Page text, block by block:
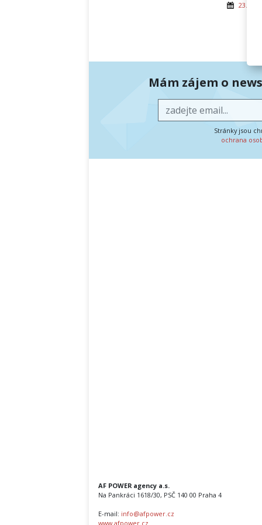
23.
Mám zájem o
Stránky jsou
ochrana
AF POWER agency a.s.
Na Pankráci 1618/30, PSČ 140 00 Praha 4
E-mail: info@afpower.cz
www.afpower.cz